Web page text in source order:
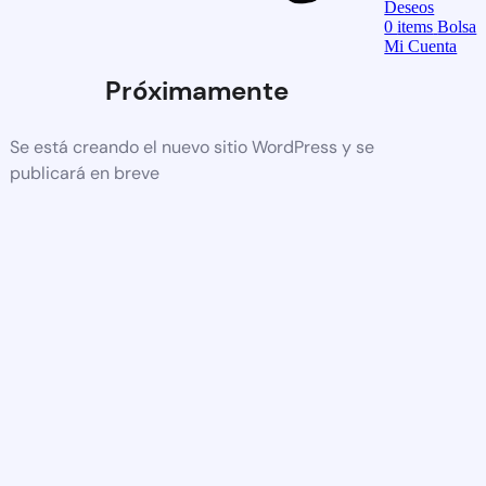
Próximamente
Se está creando el nuevo sitio WordPress y se
publicará en breve
Deseos
0items Bolsa
Mi Cuenta